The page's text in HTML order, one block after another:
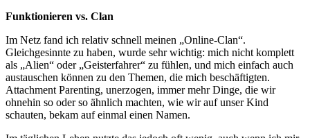
Funktionieren vs. Clan
Im Netz fand ich relativ schnell meinen „Online-Clan“.
Gleichgesinnte zu haben, wurde sehr wichtig: mich nicht komplett
als „Alien“ oder „Geisterfahrer“ zu fühlen, und mich einfach auch
austauschen können zu den Themen, die mich beschäftigten.
Attachment Parenting, unerzogen, immer mehr Dinge, die wir
ohnehin so oder so ähnlich machten, wie wir auf unser Kind
schauten, bekam auf einmal einen Namen.